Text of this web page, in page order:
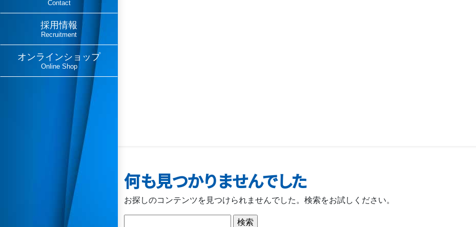
Contact
採用情報
Recruitment
オンラインショップ
Online Shop
何も見つかりませんでした
お探しのコンテンツを見つけられませんでした。検索をお試しください。